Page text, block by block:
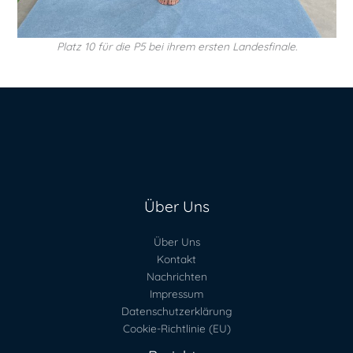
Platz 10 für die P5 bei ihrem ersten Landesfinale.
Über Uns
Über Uns
Kontakt
Nachrichten
Impressum
Datenschutzerklärung
Cookie-Richtlinie (EU)